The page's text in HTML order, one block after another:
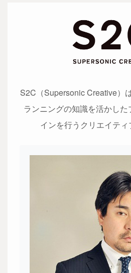
S2C（Supersonic Creative）
ランニングの知識を活かした
インを行うクリエイティ